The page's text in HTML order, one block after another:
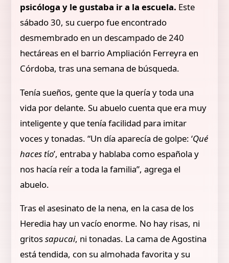
psicóloga y le gustaba ir a la escuela. Este
sábado 30, su cuerpo fue encontrado
desmembrado en un descampado de 240
hectáreas en el barrio Ampliación Ferreyra en
Córdoba, tras una semana de búsqueda.
Tenía sueños, gente que la quería y toda una
vida por delante. Su abuelo cuenta que era muy
inteligente y que tenía facilidad para imitar
voces y tonadas. “Un día aparecía de golpe: ‘Qué
haces tío’, entraba y hablaba como española y
nos hacía reír a toda la familia”, agrega el
abuelo.
Tras el asesinato de la nena, en la casa de los
Heredia hay un vacío enorme. No hay risas, ni
gritossapucai, ni tonadas. La cama de Agostina
está tendida, con su almohada favorita y su